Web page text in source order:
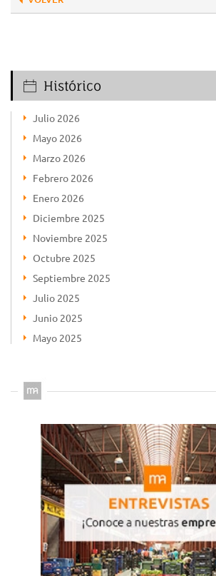
Histórico
Julio 2026
Mayo 2026
Marzo 2026
Febrero 2026
Enero 2026
Diciembre 2025
Noviembre 2025
Octubre 2025
Septiembre 2025
Julio 2025
Junio 2025
Mayo 2025